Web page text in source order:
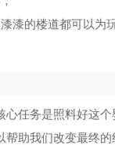
漆的楼道都可以为
任务是照料好这
助我们改变最终